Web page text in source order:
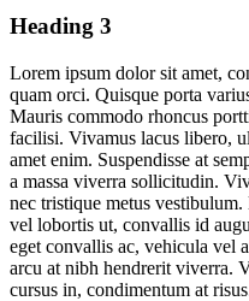
Heading 3
Lorem ipsum dolor sit amet,
quam orci. Quisque porta
Mauris commodo rhoncus
facilisi. Vivamus lacus libero,
amet enim. Suspendisse at
a massa viverra sollicitudin.
nec tristique metus
vel lobortis ut, convallis id
eget convallis ac, vehicula vel
arcu at nibh hendrerit viverra.
cursus in, condimentum at